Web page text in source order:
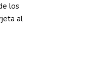
los
al